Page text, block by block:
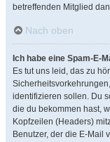
betreffenden Mitglied
Nach oben
Ich habe eine Spam-E-
Es tut uns leid, das zu
identifizieren sollen. Du
die du bekommen hast,
Kopfzeilen (Headers)
Benutzer, der die E-Mail